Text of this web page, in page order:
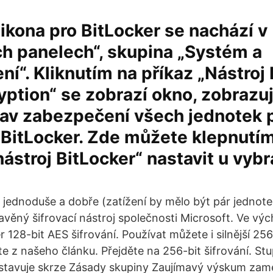
pro BitLocker se nachází v
panelech“, skupina „Systém a
Kliknutím na příkaz „Nástroj
se zobrazí okno,
zabezpečení všech jednotek
Zde můžete
BitLocker“ nastavit u
jednoduše a dobře (zatížení by mělo být pár
šifrovací nástroj společnosti Microsoft. Ve
128-bit AES šifrování. Používat můžete i silnější
z našeho článku. Přejděte na 256-bit šifrování.
skrze Zásady skupiny Zaujímavý výskum